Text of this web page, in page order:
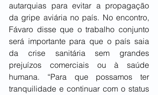
autarquias para evitar a propagação
da gripe aviária no país. No encontro,
Fávaro disse que o trabalho conjunto
será importante para que o país saia
da crise sanitária sem grandes
prejuízos comerciais ou à saúde
humana. “Para que possamos ter
tranquilidade e continuar com o status